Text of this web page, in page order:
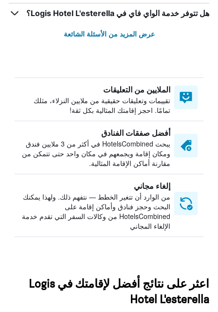
هل تتوفر خدمة الواي فاي في Logis Hotel L'esterella؟
عرض المزيد من الأسئلة الشائعة
الملايين من التعليقات
تقييمات وتعليقات حقيقية من ملايين النزلاء، مثلك
تمامًا. احجز إقامتك المثالية بكل ثقة!
أفضل صفقات الفنادق
يبحث HotelsCombined في أكثر من 3 ملايين فندق
ومكان إقامة ويجمعهم في مكان واحد حتى تتمكن من
مقارنة أماكن الإقامة المثالية.
إلغاء مجاني
من الوارد أن تتغير الخطط — نتفهم ذلك. ولهذا يمكنك
البحث وحجز فنادق وأماكن إقامة على
HotelsCombined من وكالات السفر التي تقدم خدمة
الإلغاء المجاني
اعثر على نتائج أفضل لإقامتك في Logis
Hotel L'esterella